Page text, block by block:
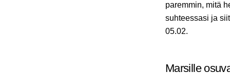
paremmin, mitä
suhteessasi ja
05.02.
Marsille